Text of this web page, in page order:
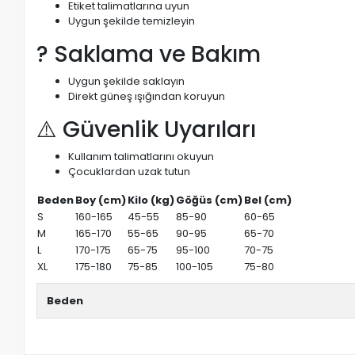
Etiket talimatlarına uyun
Uygun şekilde temizleyin
? Saklama ve Bakım
Uygun şekilde saklayın
Direkt güneş ışığından koruyun
⚠️ Güvenlik Uyarıları
Kullanım talimatlarını okuyun
Çocuklardan uzak tutun
BedenBoy (cm)Kilo (kg)Göğüs (cm)Bel (cm)
S
160-165 45-55 85-90
60-65
M
165-170 55-65 90-95
65-70
L
170-175 65-75 95-100
70-75
XL
175-180 75-85 100-105 75-80
Beden